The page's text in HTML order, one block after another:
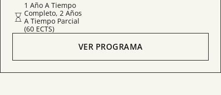
1 Año A Tiempo
Completo, 2 Años
A Tiempo Parcial
(60 ECTS)
VER PROGRAMA